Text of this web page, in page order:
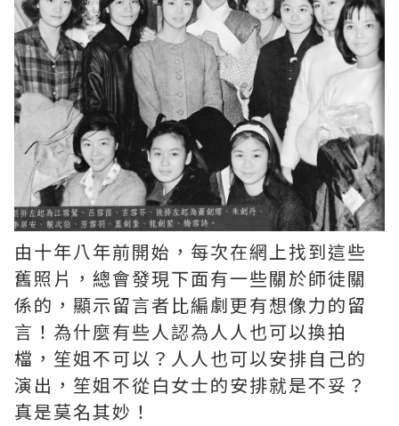
由十年八年前開始，每次在網上找到這些
舊照片，總會發現下面有一些關於師徒關
係的，顯示留言者比編劇更有想像力的留
言！為什麼有些人認為人人也可以換拍
檔，笙姐不可以？人人也可以安排自己的
演出，笙姐不從白女士的安排就是不妥？
真是莫名其妙！ ​​​